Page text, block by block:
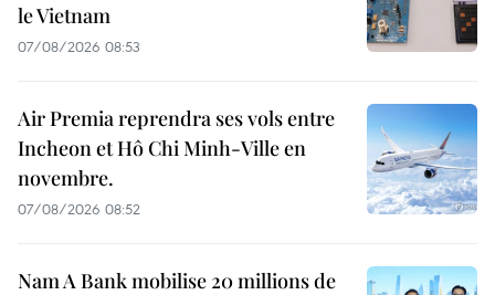
le Vietnam
07/08/2026 08:53
Air Premia reprendra ses vols entre
Incheon et Hô Chi Minh-Ville en
novembre.
07/08/2026 08:52
Nam A Bank mobilise 20 millions de